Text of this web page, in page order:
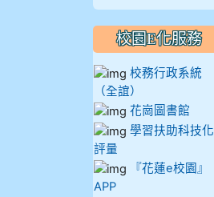
校園E化服務
校務行政系統
（全誼）
花崗圖書館
學習扶助科技化
評量
『花蓮e校園』
APP